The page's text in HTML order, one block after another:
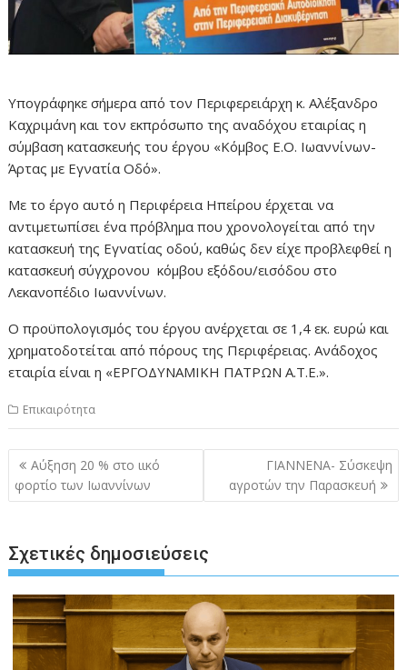
Υπογράφηκε σήμερα από τον Περιφερειάρχη κ. Αλέξανδρο
Καχριμάνη και τον εκπρόσωπο της αναδόχου εταιρίας η
σύμβαση κατασκευής του έργου «Κόμβος Ε.Ο. Ιωαννίνων-
Άρτας με Εγνατία Οδό».
Με το έργο αυτό η Περιφέρεια Ηπείρου έρχεται να
αντιμετωπίσει ένα πρόβλημα που χρονολογείται από την
κατασκευή της Εγνατίας οδού, καθώς δεν είχε προβλεφθεί η
κατασκευή σύγχρονου κόμβου εξόδου/εισόδου στο
Λεκανοπέδιο Ιωαννίνων.
Ο προϋπολογισμός του έργου ανέρχεται σε 1,4 εκ. ευρώ και
χρηματοδοτείται από πόρους της Περιφέρειας. Ανάδοχος
εταιρία είναι η «ΕΡΓΟΔΥΝΑΜΙΚΗ ΠΑΤΡΩΝ Α.Τ.Ε.».
Επικαιρότητα
Πλοήγηση
άρθρων
Αύξηση 20 % στο ιικό
φορτίο των Ιωαννίνων
ΓΙΑΝΝΕΝΑ- Σύσκεψη
αγροτών την Παρασκευή
Σχετικές δημοσιεύσεις